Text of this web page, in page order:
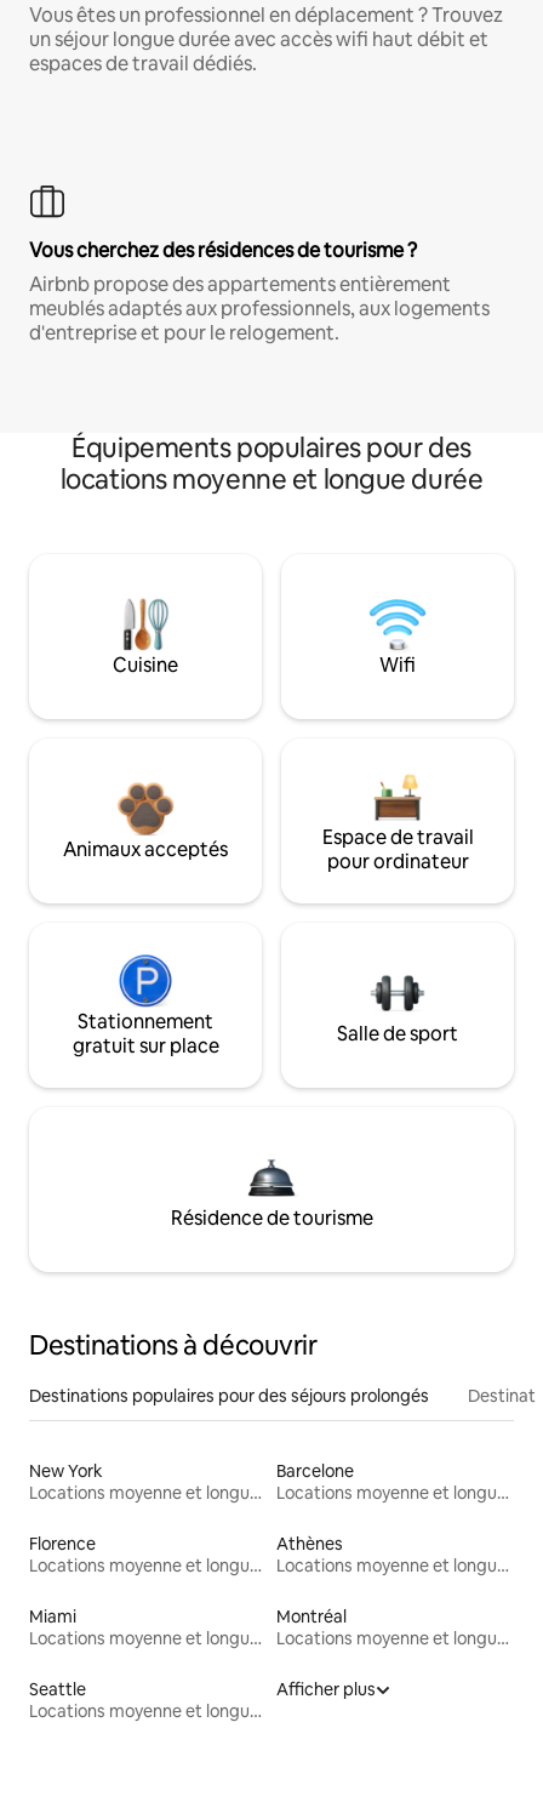
Vous êtes un professionnel en déplacement ? Trouvez
un séjour longue durée avec accès wifi haut débit et
espaces de travail dédiés.
Vous cherchez des résidences de tourisme ?
Airbnb propose des appartements entièrement
meublés adaptés aux professionnels, aux logements
d'entreprise et pour le relogement.
Équipements populaires pour des
locations moyenne et longue durée
Cuisine Wifi
Animaux acceptés
Espace de travail
pour ordinateur
Stationnement
gratuit sur place
Salle de sport
Résidence de tourisme
Destinations à découvrir
Destinations populaires pour des séjours prolongés
New York
Locations moyenne et longue durée
Barcelone
Locations moyenne et longue durée
Florence
Locations moyenne et longue durée
Athènes
Locations moyenne et longue durée
Miami
Locations moyenne et longue durée
Montréal
Locations moyenne et longue durée
Seattle
Locations moyenne et longue durée
Afficher plus